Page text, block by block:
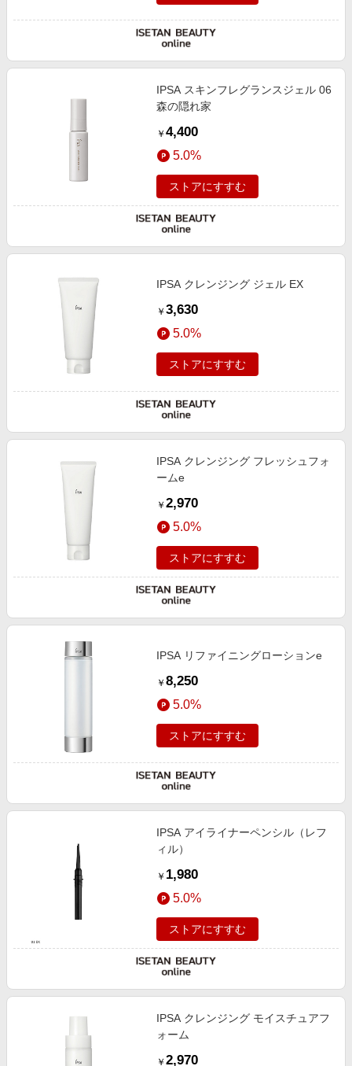
IPSA スキンフレグランスジェル 06
森の隠れ家
￥ 4,400
5.0%
ストアにすすむ
IPSA クレンジング ジェル EX
￥ 3,630
5.0%
ストアにすすむ
IPSA クレンジング フレッシュフォ
ームe
￥ 2,970
5.0%
ストアにすすむ
IPSA リファイニングローションe
￥ 8,250
5.0%
ストアにすすむ
IPSA アイライナーペンシル（レフ
ィル）
￥ 1,980
5.0%
ストアにすすむ
IPSA クレンジング モイスチュアフ
ォーム
￥ 2,970